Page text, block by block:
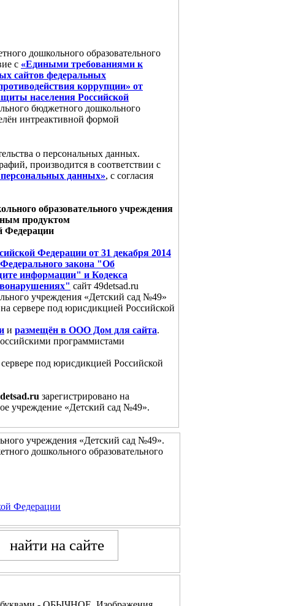
дошкольного образовательного
с «Едиными требованиями к
сайтов федеральных
коррупции» от
населения Российской
бюджетного дошкольного
интреактивной формой
о персональных данных.
производится в соответствии с
данных», с согласия
образовательного учреждения
продуктом
Федерации
Федерации от 31 декабря 2014
закона "Об
информации" и Кодекса
сайт 49detsad.ru
учреждения «Детский сад №49»
сервере под юрисдикцией Российской
и размещён в ООО Дом для сайта.
программистами
под юрисдикцией Российской
зарегистрировано на
учреждение «Детский сад №49».
учреждения «Детский сад №49».
дошкольного образовательного
Федерации